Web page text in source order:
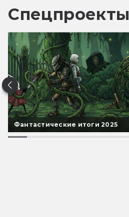
Спецпроекты
Фантастические итоги 2025